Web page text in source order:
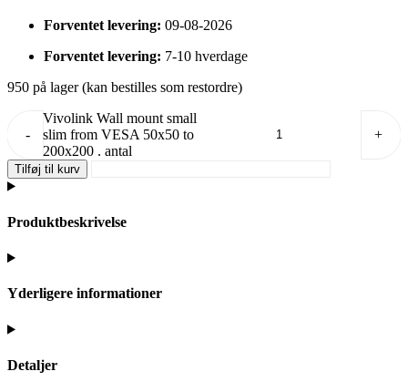
Forventet levering: 09-08-2026
Forventet levering: 7-10 hverdage
950 på lager (kan bestilles som restordre)
-
Vivolink Wall mount small
slim from VESA 50x50 to
200x200 . antal
+
Tilføj til kurv
Produktbeskrivelse
Yderligere informationer
Detaljer